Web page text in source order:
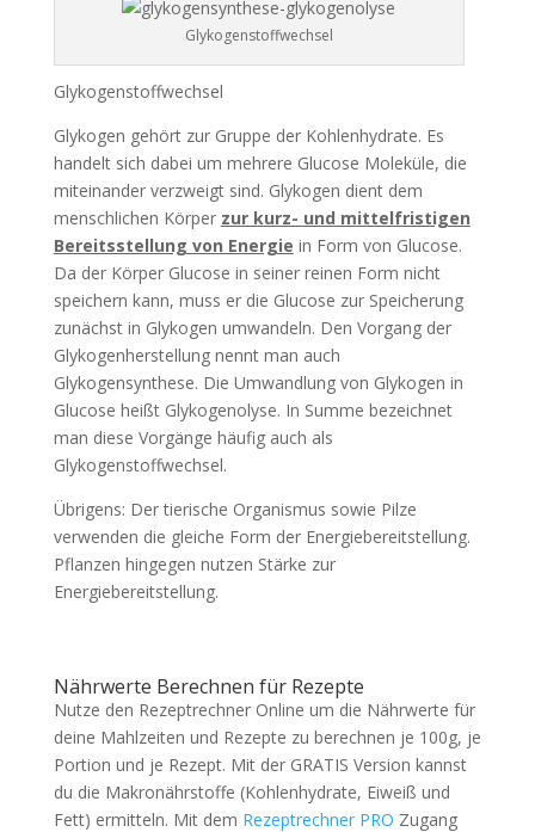
Glykogenstoffwechsel
Glykogenstoffwechsel
Glykogen gehört zur Gruppe der Kohlenhydrate. Es
handelt sich dabei um mehrere Glucose Moleküle, die
miteinander verzweigt sind. Glykogen dient dem
menschlichen Körper zur kurz- und mittelfristigen
Bereitsstellung von Energie in Form von Glucose.
Da der Körper Glucose in seiner reinen Form nicht
speichern kann, muss er die Glucose zur Speicherung
zunächst in Glykogen umwandeln. Den Vorgang der
Glykogenherstellung nennt man auch
Glykogensynthese. Die Umwandlung von Glykogen in
Glucose heißt Glykogenolyse. In Summe bezeichnet
man diese Vorgänge häufig auch als
Glykogenstoffwechsel.
Übrigens: Der tierische Organismus sowie Pilze
verwenden die gleiche Form der Energiebereitstellung.
Pflanzen hingegen nutzen Stärke zur
Energiebereitstellung.
Nährwerte Berechnen für Rezepte
Nutze den Rezeptrechner Online um die Nährwerte für
deine Mahlzeiten und Rezepte zu berechnen je 100g, je
Portion und je Rezept. Mit der GRATIS Version kannst
du die Makronährstoffe (Kohlenhydrate, Eiweiß und
Fett) ermitteln. Mit dem Rezeptrechner PRO Zugang